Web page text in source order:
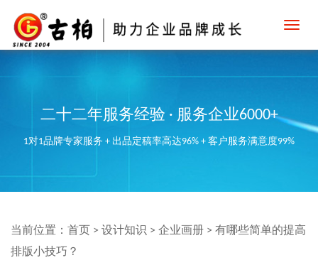
二十二年服务经验 · 服务企业6000+
1对1品牌专家服务 + 出品定稿率高达96% + 客户服务满意度99%
当前位置： 首页 > 设计知识 > 企业画册 > 有哪些简单的提高
排版小技巧？